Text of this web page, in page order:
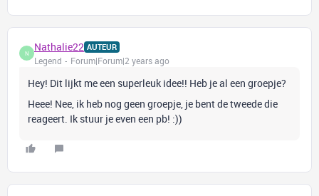
N Nathalie22 AUTEUR
Legend Forum|Forum|2 years ago
Hey! Dit lijkt me een superleuk idee!! Heb je al een groepje?
Heee! Nee, ik heb nog geen groepje, je bent de tweede die
reageert. Ik stuur je even een pb! :))